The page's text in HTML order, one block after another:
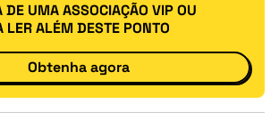
DE UMA ASSOCIAÇÃO VIP OU
LER ALÉM DESTE PONTO
Obtenha agora